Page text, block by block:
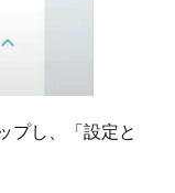
プし、「設定と